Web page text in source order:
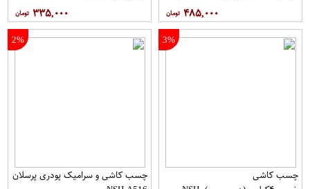
۴۸۵,۰۰۰ ۳۳۵,۰۰۰
3%
چسب کاشی
2%
چسب کاشی و سرامیک پودری پرسلان